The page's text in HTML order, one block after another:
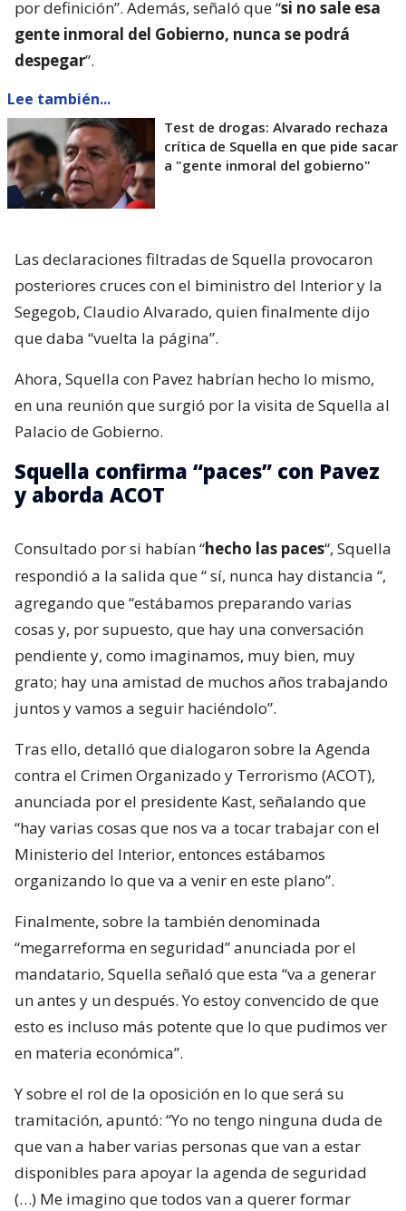
por definición”. Además, señaló que “si no sale esa
gente inmoral del Gobierno, nunca se podrá
despegar”.
Lee también...
Test de drogas: Alvarado rechaza
crítica de Squella en que pide sacar
a "gente inmoral del gobierno"
Las declaraciones filtradas de Squella provocaron
posteriores cruces con el biministro del Interior y la
Segegob, Claudio Alvarado, quien finalmente dijo
que daba “vuelta la página”.
Ahora, Squella con Pavez habrían hecho lo mismo,
en una reunión que surgió por la visita de Squella al
Palacio de Gobierno.
Squella confirma “paces” con Pavez
y aborda ACOT
Consultado por si habían “hecho las paces“, Squella
respondió a la salida que “sí, nunca hay distancia “,
agregando que “estábamos preparando varias
cosas y, por supuesto, que hay una conversación
pendiente y, como imaginamos, muy bien, muy
grato; hay una amistad de muchos años trabajando
juntos y vamos a seguir haciéndolo”.
Tras ello, detalló que dialogaron sobre la Agenda
contra el Crimen Organizado y Terrorismo (ACOT),
anunciada por el presidente Kast, señalando que
“hay varias cosas que nos va a tocar trabajar con el
Ministerio del Interior, entonces estábamos
organizando lo que va a venir en este plano”.
Finalmente, sobre la también denominada
“megarreforma en seguridad” anunciada por el
mandatario, Squella señaló que esta “va a generar
un antes y un después. Yo estoy convencido de que
esto es incluso más potente que lo que pudimos ver
en materia económica”.
Y sobre el rol de la oposición en lo que será su
tramitación, apuntó: “Yo no tengo ninguna duda de
que van a haber varias personas que van a estar
disponibles para apoyar la agenda de seguridad
(…) Me imagino que todos van a querer formar